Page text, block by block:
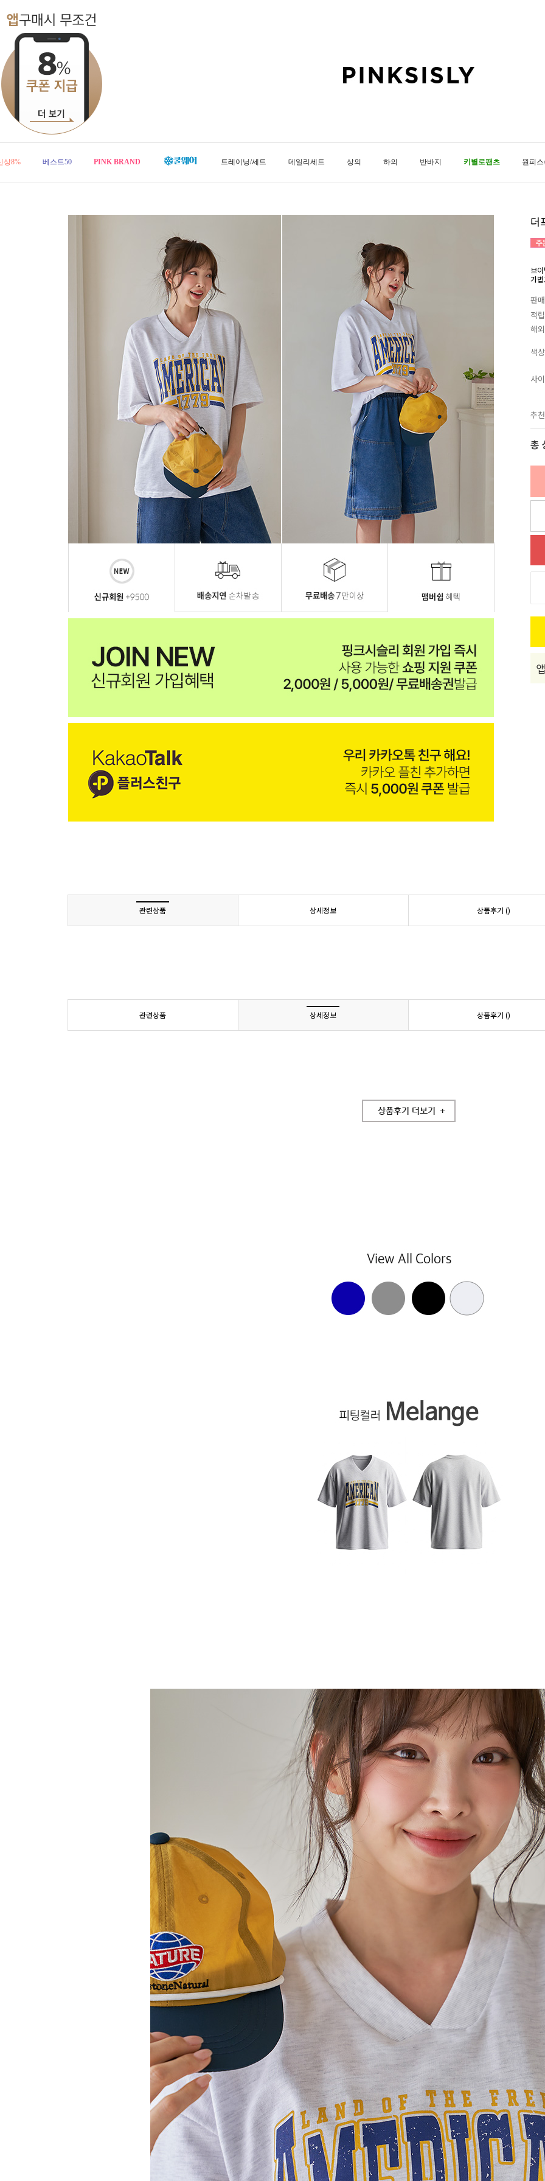
상8% 베스트50 PINK BRAND 트레이닝/세트 데일리세트 상의 하의 반바지 키별로팬츠 원피
더
브
가
판
적
해
색상
사
추
총
관련상품 상세정보 상품후기 ()
관련상품 상세정보 상품후기 ()